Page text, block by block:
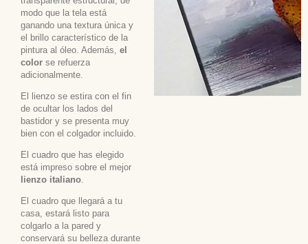
modo que la tela está
ganando una textura única y
el brillo característico de la
pintura al óleo. Además, el
color se refuerza
adicionalmente.
El lienzo se estira con el fin
de ocultar los lados del
bastidor y se presenta muy
bien con el colgador incluido.
El cuadro que has elegido
está impreso sobre el mejor
lienzo italiano
El cuadro que llegará a tu
casa, estará listo para
colgarlo a la pared y
conservará su belleza durante